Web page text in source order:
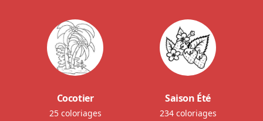
Cocotier
25 coloriages
Saison Été
234 coloriages